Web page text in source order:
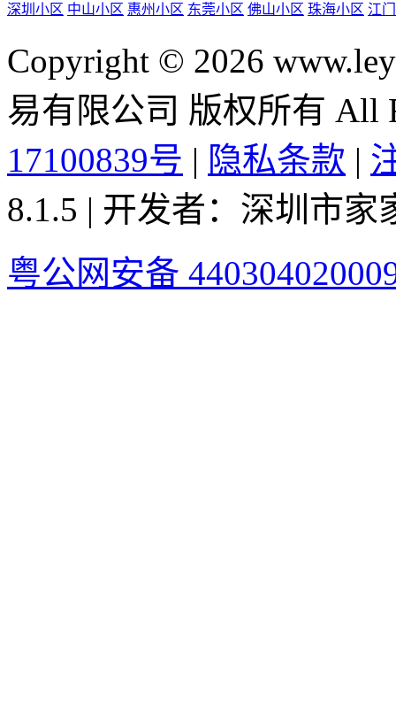
深圳小区 中山小区 惠州小区 东莞小区 佛山小区 珠海小区 江
Copyright © 2026
易有限公司 版权所有 All
17100839号 | 隐私条款 |
8.1.5 | 开发者：深圳市
粤公网安备